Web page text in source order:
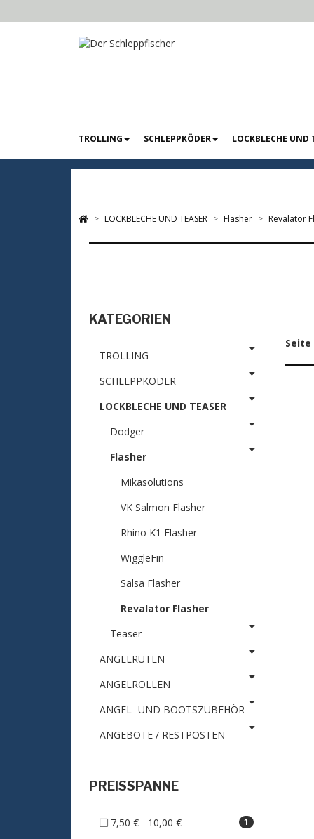
TROLLING SCHLEPPKÖDER LOCKBLECHE UND
LOCKBLECHE UND TEASER Flasher Revalator
Seite
KATEGORIEN
TROLLING
SCHLEPPKÖDER
LOCKBLECHE UND TEASER
Dodger
Flasher
Mikasolutions
VK Salmon Flasher
Rhino K1 Flasher
WiggleFin
Salsa Flasher
Revalator Flasher
Teaser
ANGELRUTEN
ANGELROLLEN
ANGEL- UND BOOTSZUBEHÖR
ANGEBOTE / RESTPOSTEN
PREISSPANNE
1
7,50 € - 10,00 €